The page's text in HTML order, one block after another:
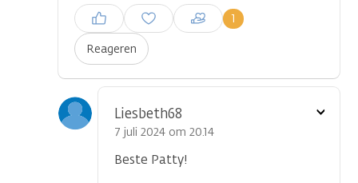
Reageren
1
Inloggen om een reactie te
plaatsen
Liesbeth68
7 juli 2024 om 20.14
Beste Patty!
Toon